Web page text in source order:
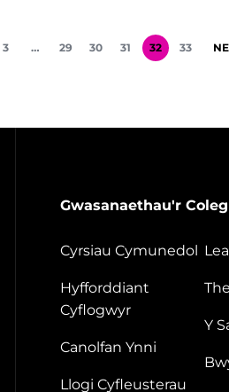
3 … 29 30 31 32 33
Gwasanaethau'r Coleg
Cyrsiau Cymunedol
Hyfforddiant
Cyflogwyr
Canolfan Ynni
Llogi Cyfleusterau
Y